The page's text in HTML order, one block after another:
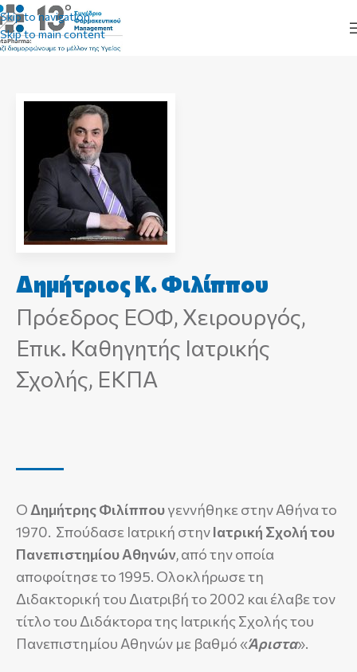
Skip to navigation
Skip to main content
Δημήτριος Κ. Φιλίππου
Πρόεδρος ΕΟΦ, Χειρουργός,
Επικ. Καθηγητής Ιατρικής
Σχολής, ΕΚΠΑ
Ο ΔημήτρηςΦιλίππουγεννήθηκε στην Αθήνα το
1970. Σπούδασε Ιατρική στηνΙατρική Σχολή του
Πανεπιστημίου Αθηνών, από την οποία
αποφοίτησε το 1995. Ολοκλήρωσε τη
Διδακτορική του Διατριβή το 2002 και έλαβε τον
τίτλο του Διδάκτορα της Ιατρικής Σχολής του
Πανεπιστημίου Αθηνών με βαθμό «Άριστα».